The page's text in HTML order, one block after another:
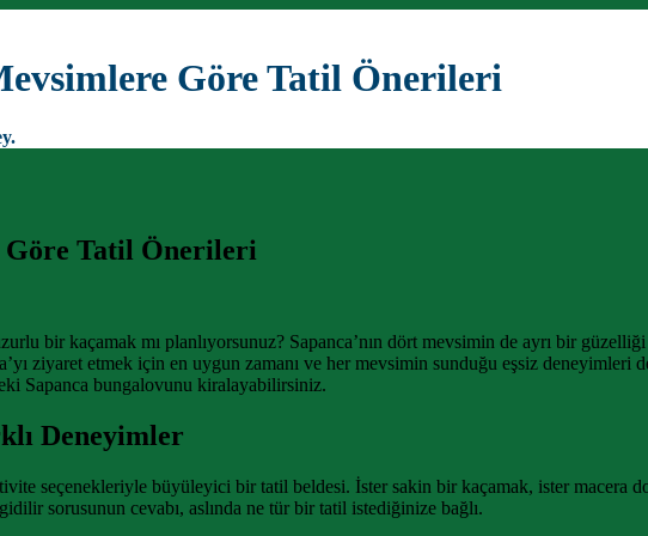
Göre Tatil Önerileri
Göre Tatil Önerileri
bir kaçamak mı planlıyorsunuz? Sapanca’nın dört mevsimin de ayrı bir
ziyaret etmek için en uygun zamanı ve her mevsimin sunduğu eşsiz deneyimleri
Sapanca bungalovunu kiralayabilirsiniz.
Deneyimler
seçenekleriyle büyüleyici bir tatil beldesi. İster sakin bir kaçamak, ister macera
sorusunun cevabı, aslında ne tür bir tatil istediğinize bağlı.